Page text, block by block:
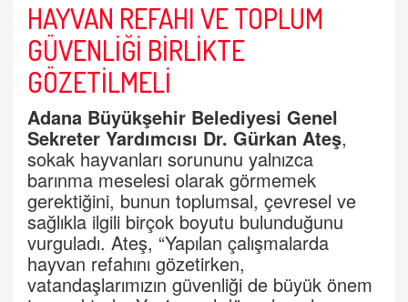
HAYVAN REFAHI VE TOPLUM
GÜVENLİĞİ BİRLİKTE
GÖZETİLMELİ
Adana Büyükşehir Belediyesi Genel
Sekreter Yardımcısı Dr. Gürkan Ateş,
sokak hayvanları sorununu yalnızca
barınma meselesi olarak görmemek
gerektiğini, bunun toplumsal, çevresel ve
sağlıkla ilgili birçok boyutu bulunduğunu
vurguladı. Ateş, “Yapılan çalışmalarda
hayvan refahını gözetirken,
vatandaşlarımızın güvenliği de büyük önem